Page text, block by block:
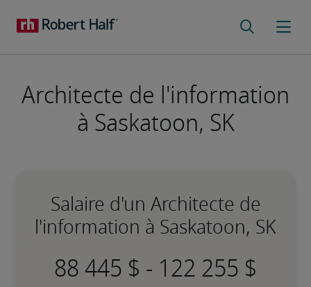
Architecte de l'information
à Saskatoon, SK
Salaire d'un Architecte de
l'information à Saskatoon, SK
-